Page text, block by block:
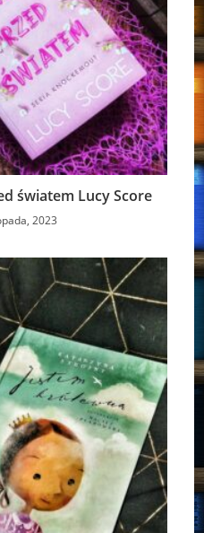
światem Lucy Score
2023